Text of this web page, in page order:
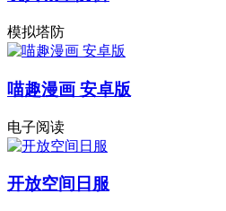
模拟塔防
喵趣漫画 安卓版
电子阅读
开放空间日服